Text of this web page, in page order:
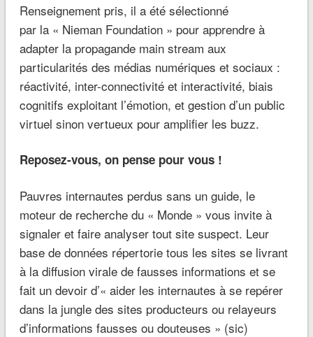
Renseignement pris, il a été sélectionné
par la « Nieman Foundation » pour apprendre à
adapter la propagande main stream aux
particularités des médias numériques et sociaux :
réactivité, inter-connectivité et interactivité, biais
cognitifs exploitant l’émotion, et gestion d’un public
virtuel sinon vertueux pour amplifier les buzz.
Reposez-vous, on pense pour vous !
Pauvres internautes perdus sans un guide, le
moteur de recherche du « Monde » vous invite à
signaler et faire analyser tout site suspect. Leur
base de données répertorie tous les sites se livrant
à la diffusion virale de fausses informations et se
fait un devoir d’« aider les internautes à se repérer
dans la jungle des sites producteurs ou relayeurs
d’informations fausses ou douteuses » (sic)